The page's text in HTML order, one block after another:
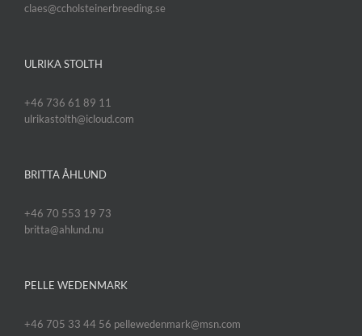
claes@ccholsteinerbreeding.se
ULRIKA STOLTH
+46 736 61 89 11
ulrikastolth@icloud.com
BRITTA ÅHLUND
+46 70 553 19 73
britta@ahlund.nu
PELLE WEDENMARK
+46 705 33 44 56 pellewedenmark@msn.com